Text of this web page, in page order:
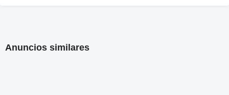
Anuncios similares